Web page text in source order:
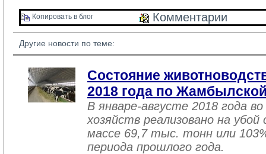
Копировать в блог Комментарии
Другие новости по теме:
Состояние
2018 года по
В январе-августе 2018 года
хозяйств реализовано на
массе 69,7 тыс. тонн или
периода прошлого года.